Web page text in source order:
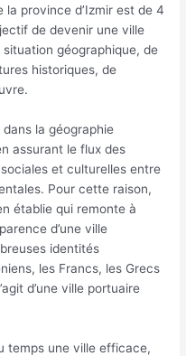
province d’Izmir est de 4
de devenir une ville
géographique, de
historiques, de
la géographie
assurant le flux des
et culturelles entre
Pour cette raison,
établie qui remonte à
d’une ville
identités
les Francs, les Grecs
d’une ville portuaire
temps une ville efficace,